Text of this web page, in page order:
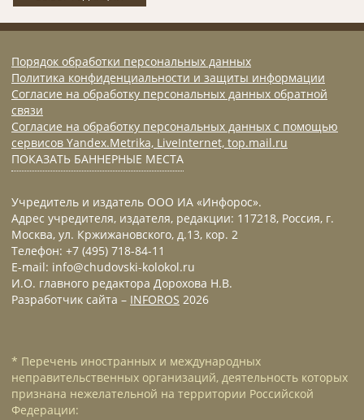
Порядок обработки персональных данных
Политика конфиденциальности и защиты информации
Согласие на обработку персональных данных обратной
связи
Согласие на обработку персональных данных с помощью
сервисов Yandex.Metrika, LiveInternet, top.mail.ru
ПОКАЗАТЬ БАННЕРНЫЕ МЕСТА
Учредитель и издатель ООО ИА «Инфорос».
Адрес учредителя, издателя, редакции: 117218, Россия, г.
Москва, ул. Кржижановского, д.13, кор. 2
Телефон: +7 (495) 718-84-11
E-mail: info@chudovski-kolokol.ru
И.О. главного редактора Дорохова Н.В.
Разработчик сайта – INFOROS 2026
* Перечень иностранных и международных
неправительственных организаций, деятельность которых
признана нежелательной на территории Российской
Федерации: